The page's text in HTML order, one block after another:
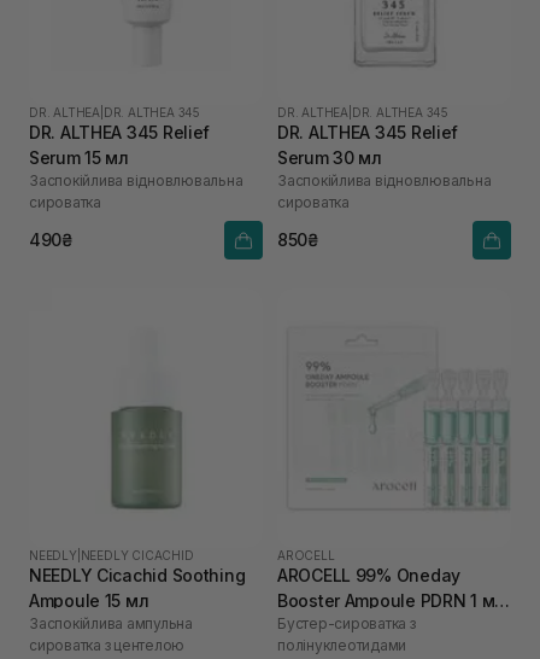
DR. ALTHEA DR. ALTHEA 345
DR. ALTHEA 345 Relief
Serum 15 мл
Заспокійлива відновлювальна
сироватка
490₴
DR. ALTHEA DR. ALTHEA 345
DR. ALTHEA 345 Relief
Serum 30 мл
Заспокійлива відновлювальна
сироватка
850₴
NEEDLY NEEDLY CICACHID
NEEDLY Cicachid Soothing
Ampoule 15 мл
Заспокійлива ампульна
сироватка з центелою
AROCELL
AROCELL 99% Oneday
Booster Ampoule PDRN 1 мл
х 5 шт
Бустер-сироватка з
полінуклеотидами